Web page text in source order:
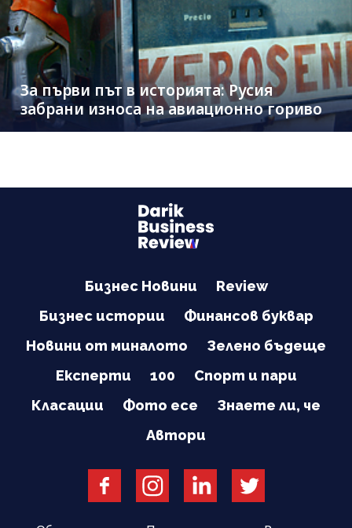
За първи път в историята: Русия
забрани износа на авиационно гориво
Бизнес Новини
Review
Бизнес истории
Финансов буквар
Новини от миналото
Зелено бъдеще
Експерти
100
Спорт и пари
Класации
Фото есе
Знаете ли, че
Автори